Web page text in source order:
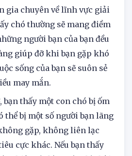
hoàn cảnh của giấc mơ đó.
gia chuyên về lĩnh vực giải
chó thường sẽ mang điềm
người bạn của bạn đều
giúp đỡ khi bạn gặp khó
sống của bạn sẽ suôn sẻ
may mắn.
bạn thấy một con chó bị ốm
thể bị một số người bạn lãng
gặp, không liên lạc